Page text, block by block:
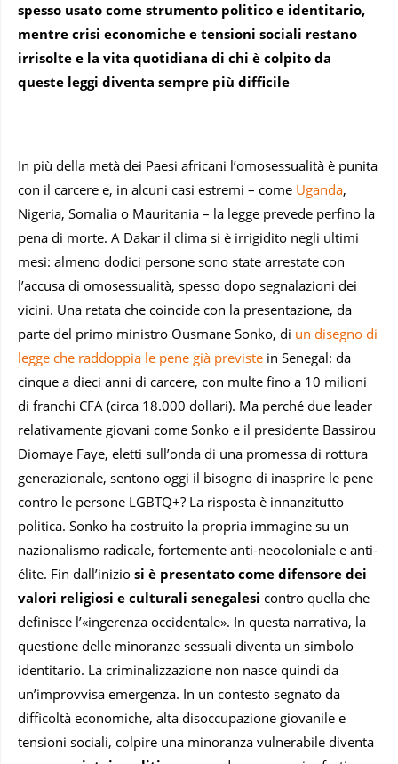
spesso usato come strumento politico e identitario,
mentre crisi economiche e tensioni sociali restano
irrisolte e la vita quotidiana di chi è colpito da
queste leggi diventa sempre più difficile
In più della metà dei Paesi africani l’omosessualità è punita
con il carcere e, in alcuni casi estremi – come Uganda,
Nigeria, Somalia o Mauritania – la legge prevede perfino la
pena di morte. A Dakar il clima si è irrigidito negli ultimi
mesi: almeno dodici persone sono state arrestate con
l’accusa di omosessualità, spesso dopo segnalazioni dei
vicini. Una retata che coincide con la presentazione, da
parte del primo ministro Ousmane Sonko, di un disegno di
legge che raddoppia le pene già previste in Senegal: da
cinque a dieci anni di carcere, con multe fino a 10 milioni
di franchi CFA (circa 18.000 dollari). Ma perché due leader
relativamente giovani come Sonko e il presidente Bassirou
Diomaye Faye, eletti sull’onda di una promessa di rottura
generazionale, sentono oggi il bisogno di inasprire le pene
contro le persone LGBTQ+? La risposta è innanzitutto
politica. Sonko ha costruito la propria immagine su un
nazionalismo radicale, fortemente anti-neocoloniale e anti-
élite. Fin dall’inizio si è presentato come difensore dei
valori religiosi e culturali senegalesi contro quella che
definisce l’«ingerenza occidentale». In questa narrativa, la
questione delle minoranze sessuali diventa un simbolo
identitario. La criminalizzazione non nasce quindi da
un’improvvisa emergenza. In un contesto segnato da
difficoltà economiche, alta disoccupazione giovanile e
tensioni sociali, colpire una minoranza vulnerabile diventa